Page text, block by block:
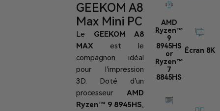
GEEKOM A8
Max Mini PC
Le GEEKOM A8
MAXest le
compagnon idéal
pour l’impression
3D. Doté d’un
processeurAMD
Ryzen™ 9 8945HS,
AMD
Ryzen™
9
8945HS
or
Ryzen™
7
8845HS
Écran 8K